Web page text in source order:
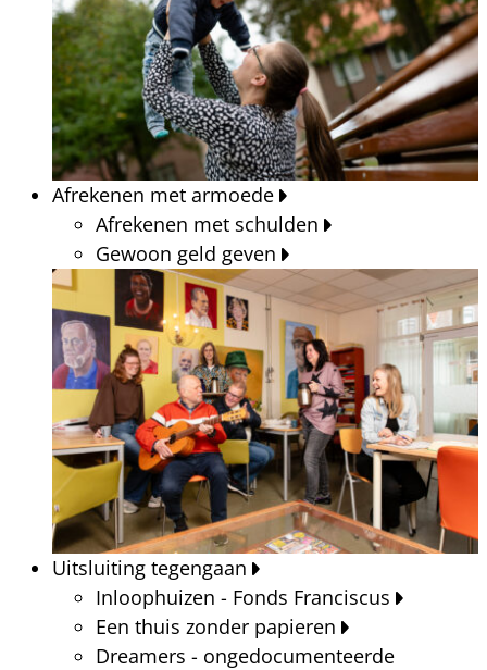
Afrekenen met armoede
Afrekenen met schulden
Gewoon geld geven
Uitsluiting tegengaan
Inloophuizen - Fonds Franciscus
Een thuis zonder papieren
Dreamers - ongedocumenteerde